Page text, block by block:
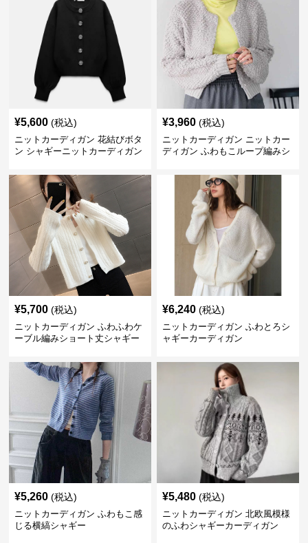
¥5,600 (税込)
ニットカーディガン 花結びボタ
ン シャギーニットカーディガン
¥3,960 (税込)
ニットカーディガン ニットカー
ディガン ふわもこループ編みシ
¥5,700 (税込)
ニットカーディガン ふわふわケ
ーブル編みショート丈シャギー
¥6,240 (税込)
ニットカーディガン ふわとろシ
ャギーカーディガン
¥5,260 (税込)
ニットカーディガン ふわもこ感
じる横縞シャギー
¥5,480 (税込)
ニットカーディガン 北欧風模様
のふわシャギーカーディガン